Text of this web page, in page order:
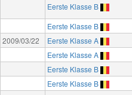
Eerste Klasse B
Eerste Klasse B
2009/03/22
Eerste Klasse A
Eerste Klasse A
Eerste Klasse B
Eerste Klasse B